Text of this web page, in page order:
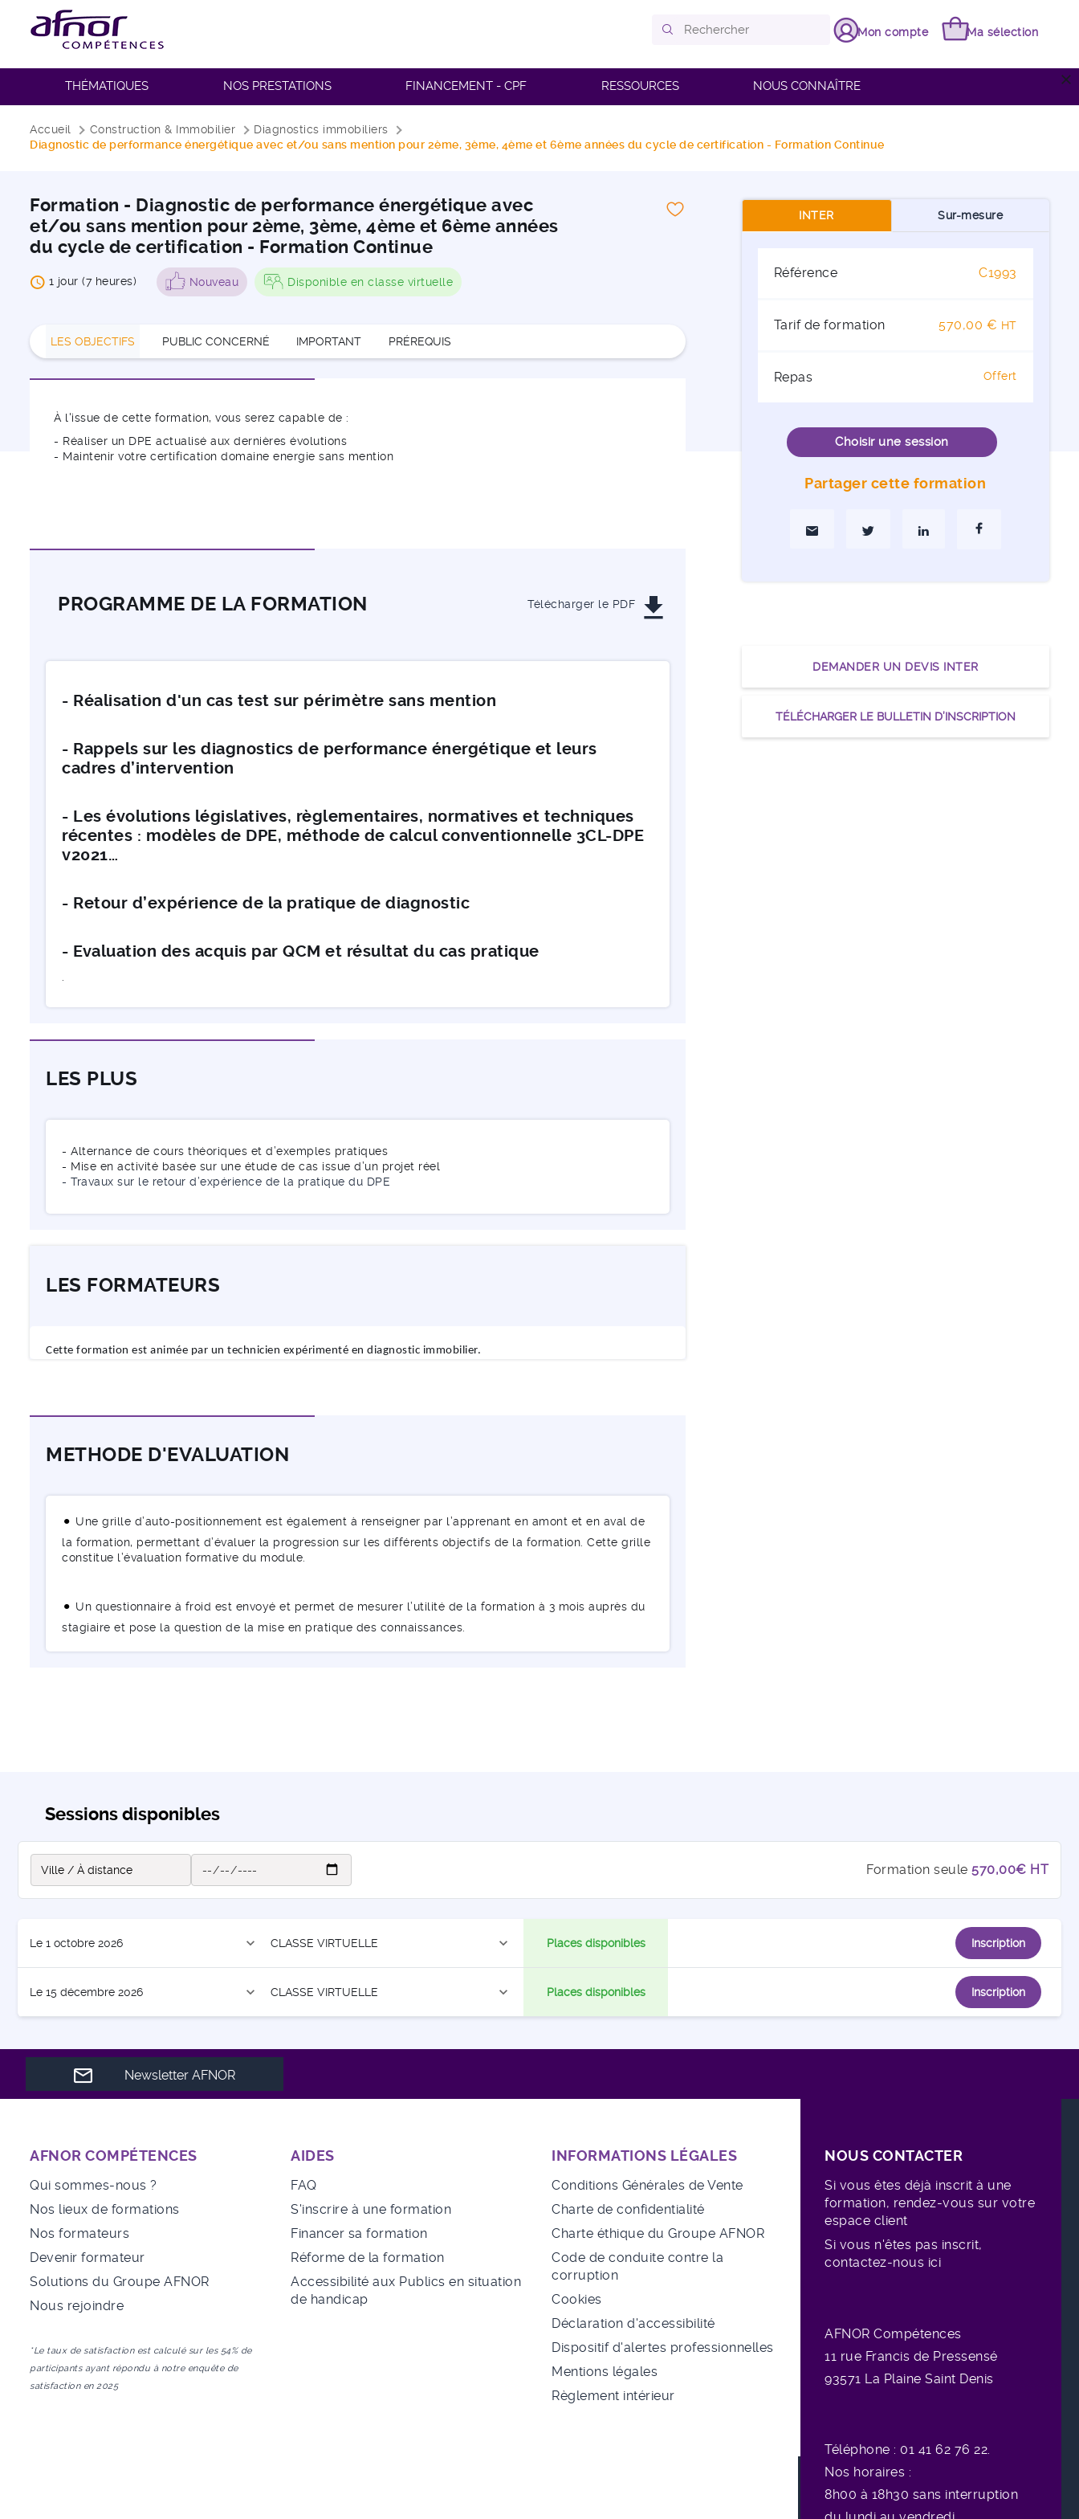
Mon compte Ma sélection
close
THÉMATIQUES NOS PRESTATIONS FINANCEMENT - CPF RESSOURCES NOUS CONNAÎTRE
Fil d'Ariane
Accueil Construction & Immobilier
Diagnostics immobiliers
Diagnostic de performance énergétique avec et/ou sans mention pour 2ème, 3ème, 4ème et 6ème années du cycle de certification - Formation Continue
Formation - Diagnostic de performance énergétique avec
et/ou sans mention pour 2ème, 3ème, 4ème et 6ème années
du cycle de certification - Formation Continue
1 jour (7 heures) Nouveau Disponible en classe virtuelle
LES OBJECTIFS PUBLIC CONCERNÉ IMPORTANT PRÉREQUIS
À l'issue de cette formation, vous serez capable de :
- Réaliser un DPE actualisé aux dernières évolutions
- Maintenir votre certification domaine energie sans mention
PROGRAMME DE LA FORMATION Télécharger le PDF get_app
- Réalisation d'un cas test sur périmètre sans mention
- Rappels sur les diagnostics de performance énergétique et leurs
cadres d’intervention
- Les évolutions législatives, règlementaires, normatives et techniques
récentes : modèles de DPE, méthode de calcul conventionnelle 3CL-DPE
v2021…
- Retour d’expérience de la pratique de diagnostic
- Evaluation des acquis par QCM et résultat du cas pratique
LES PLUS
- Alternance de cours théoriques et d’exemples pratiques
- Mise en activité basée sur une étude de cas issue d’un projet réel
- Travaux sur le retour d’expérience de la pratique du DPE
LES FORMATEURS
Cette formation est animée par un technicien expérimenté en diagnostic immobilier.
METHODE D'EVALUATION
Une grille d’auto-positionnement est également à renseigner par l’apprenant en amont et en aval de
la formation, permettant d’évaluer la progression sur les différents objectifs de la formation. Cette grille
constitue l’évaluation formative du module.
Un questionnaire à froid est envoyé et permet de mesurer l’utilité de la formation à 3 mois auprès du
stagiaire et pose la question de la mise en pratique des connaissances.
INTER Sur-mesure
Référence C1993
Tarif de formation 570,00 € HT
Repas Offert
Choisir une session
Partager cette formation
Partager par MailPartager sur TwitterPartager sur Linkedin
DEMANDER UN DEVIS INTER
TÉLÉCHARGER LE BULLETIN D’INSCRIPTION
Sessions disponibles
Formation seule 570,00€ HT
Le 1 octobre 2026 expand_more CLASSE VIRTUELLE expand_more Places disponibles Inscription
Le 15 décembre 2026 expand_more CLASSE VIRTUELLE expand_more Places disponibles Inscription
Newsletter AFNOR
AFNOR COMPÉTENCES
Qui sommes-nous ?
Nos lieux de formations
Nos formateurs
Devenir formateur
Solutions du Groupe AFNOR
Nous rejoindre
*Le taux de satisfaction est calculé sur les 54% de
participants ayant répondu à notre enquête de
satisfaction en 2025
AIDES
FAQ
S'inscrire à une formation
Financer sa formation
Réforme de la formation
Accessibilité aux Publics en situation
de handicap
INFORMATIONS LÉGALES
Conditions Générales de Vente
Charte de confidentialité
Charte éthique du Groupe AFNOR
Code de conduite contre la
corruption
Cookies
Déclaration d'accessibilité
Dispositif d'alertes professionnelles
Mentions légales
Règlement intérieur
NOUS CONTACTER
Si vous êtes déjà inscrit à une
formation, rendez-vous sur votre
espace client
Si vous n'êtes pas inscrit,
contactez-nous ici
AFNOR Compétences
11 rue Francis de Pressensé
93571 La Plaine Saint Denis
Téléphone : 01 41 62 76 22.
Nos horaires :
8h00 à 18h30 sans interruption